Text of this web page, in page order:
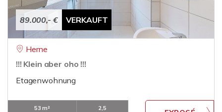
89.000,- € VERKAUFT
Herne
!!! Klein aber oho !!!
Etagenwohnung
53 m²
2,5